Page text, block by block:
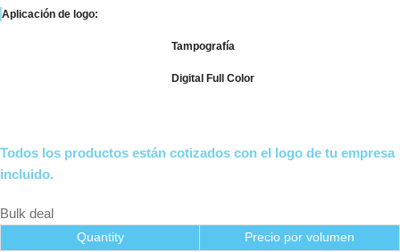
Aplicación de logo:
Tampografía
Digital Full Color
Todos los productos están cotizados con el logo de tu empresa
incluido.
Bulk deal
Quantity
Precio por volumen